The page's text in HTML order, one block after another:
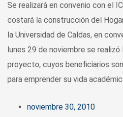
Se realizará en convenio con el
costará la construcción del
la Universidad de Caldas, en
lunes 29 de noviembre se
proyecto, cuyos beneficiarios
para emprender su vida
noviembre 30, 2010